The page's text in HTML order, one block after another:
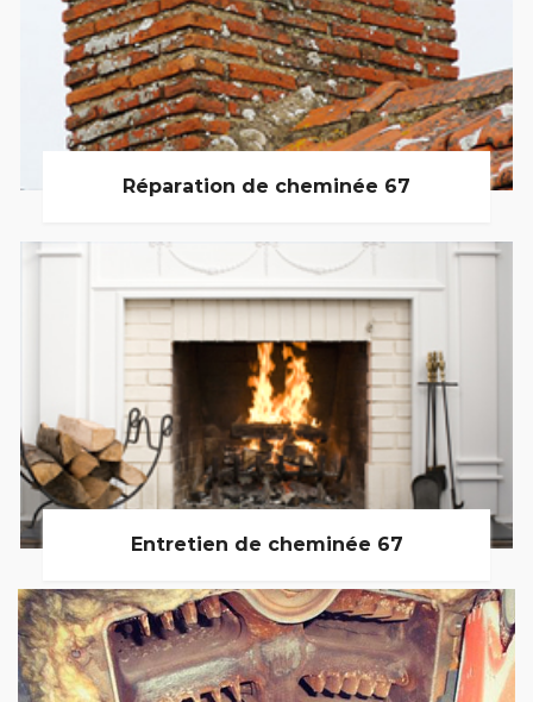
Réparation de cheminée 67
Entretien de cheminée 67